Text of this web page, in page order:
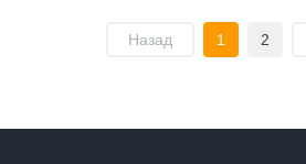
Назад 1 2